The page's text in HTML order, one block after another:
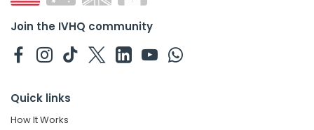
Join the IVHQ community
Quick links
How It Works